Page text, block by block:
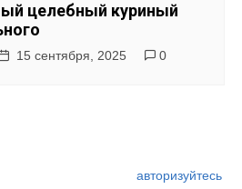
целебный куриный
15 сентября, 2025 0
авторизуйтесь